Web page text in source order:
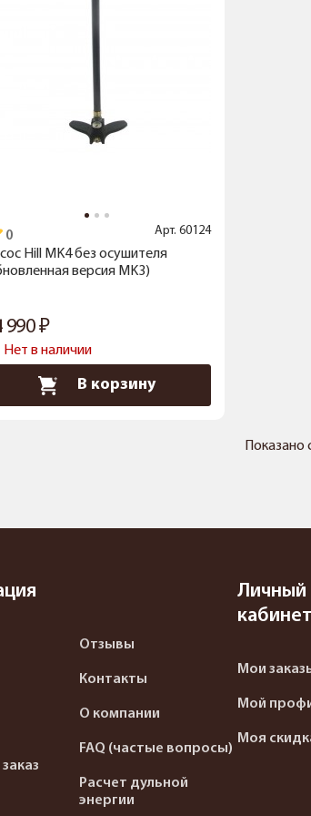
Арт. 60124
Hill MK4 без осушителя
версия MK3)
990
Нет в наличии
В корзину
Показано
Отзывы
Контакты
О компании
FAQ (частые вопросы)
Расчет дульной
энергии
Личный
кабинет
Мои
Мой
Моя